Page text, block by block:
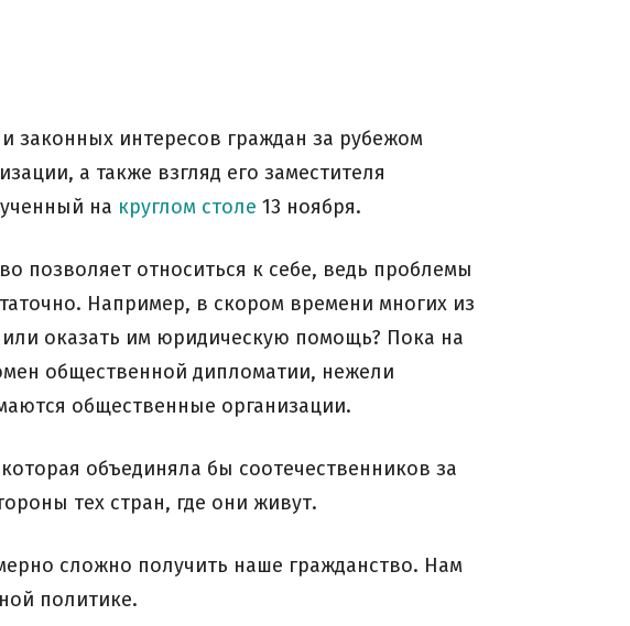
законных интересов граждан за рубежом
а также взгляд его заместителя
на круглом столе 13 ноября.
позволяет относиться к себе, ведь проблемы
Например, в скором времени многих из
оказать им юридическую помощь? Пока на
общественной дипломатии, нежели
общественные организации.
объединяла бы соотечественников за
тех стран, где они живут.
сложно получить наше гражданство. Нам
политике.